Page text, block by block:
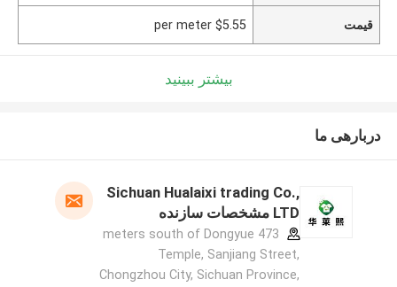
قیمت $5.55 per meter
بیشتر ببینید
دربارهی ما
Sichuan Hualaixi trading Co.,
LTD مشخصات سازنده
473 meters south of Dongyue
Temple, Sanjiang Street,
Chongzhou City, Sichuan Province,